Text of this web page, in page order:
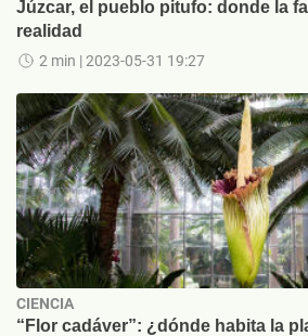
Júzcar, el pueblo pitufo: donde la
realidad
2 min | 2023-05-31 19:27
CIENCIA
“Flor cadáver”: ¿dónde habita la